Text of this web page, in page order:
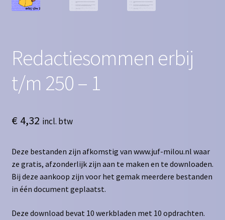
Winkelmand
Redactiesommen erbij
t/m 250 – 1
€4,32 incl. btw
Deze bestanden zijn afkomstig van www.juf-milou.nl waar
ze gratis, afzonderlijk zijn aan te maken en te downloaden.
Bij deze aankoop zijn voor het gemak meerdere bestanden
in één document geplaatst.
Deze download bevat 10 werkbladen met 10 opdrachten.